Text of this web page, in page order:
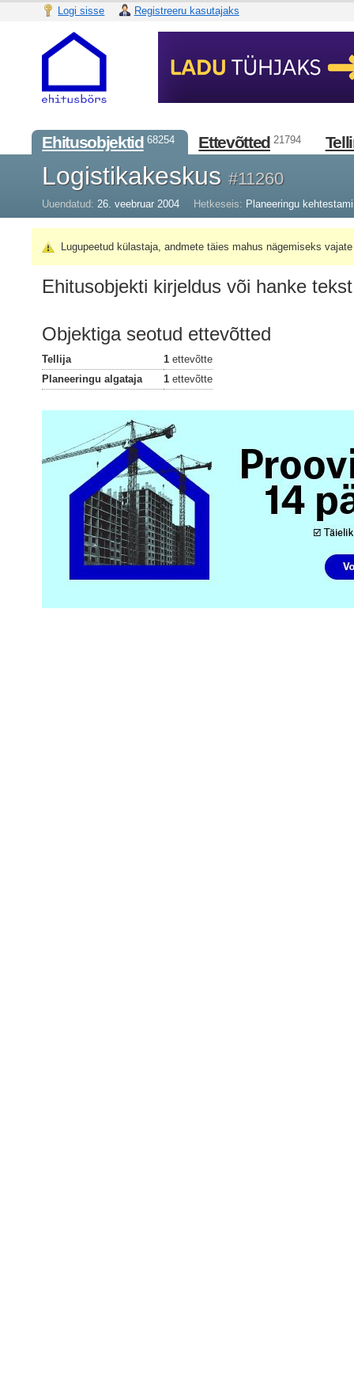
Logi sisse Registreeru kasutajaks
Ehitusobjektid 68254 Ettevõtted 21794
Logistikakeskus#11260
Uuendatud: 26. veebruar 2004 Hetkeseis: Planeeringu
Lugupeetud külastaja, andmete täies mahus nägemiseks
Ehitusobjekti kirjeldus või hanke tekst
Objektiga seotud ettevõtted
Tellija 1 ettevõtte
Planeeringu algataja
1 ettevõtte